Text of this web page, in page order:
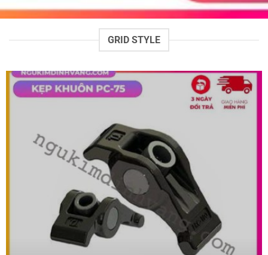
GRID STYLE